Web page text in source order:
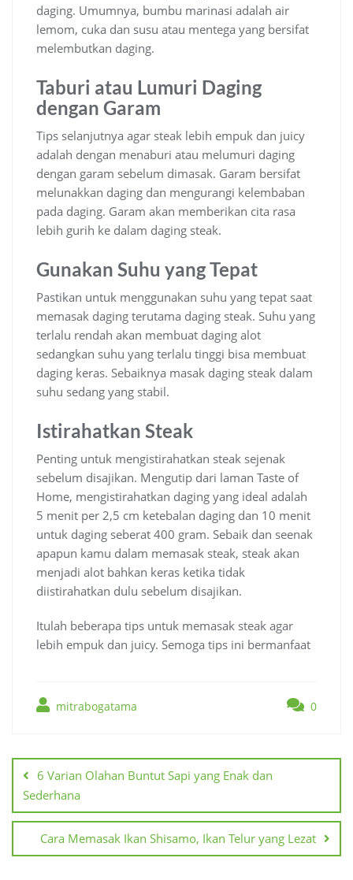
daging. Umumnya, bumbu marinasi adalah air
lemom, cuka dan susu atau mentega yang bersifat
melembutkan daging.
Taburi atau Lumuri Daging
dengan Garam
Tips selanjutnya agar steak lebih empuk dan juicy
adalah dengan menaburi atau melumuri daging
dengan garam sebelum dimasak. Garam bersifat
melunakkan daging dan mengurangi kelembaban
pada daging. Garam akan memberikan cita rasa
lebih gurih ke dalam daging steak.
Gunakan Suhu yang Tepat
Pastikan untuk menggunakan suhu yang tepat saat
memasak daging terutama daging steak. Suhu yang
terlalu rendah akan membuat daging alot
sedangkan suhu yang terlalu tinggi bisa membuat
daging keras. Sebaiknya masak daging steak dalam
suhu sedang yang stabil.
Istirahatkan Steak
Penting untuk mengistirahatkan steak sejenak
sebelum disajikan. Mengutip dari laman Taste of
Home, mengistirahatkan daging yang ideal adalah
5 menit per 2,5 cm ketebalan daging dan 10 menit
untuk daging seberat 400 gram. Sebaik dan seenak
apapun kamu dalam memasak steak, steak akan
menjadi alot bahkan keras ketika tidak
diistirahatkan dulu sebelum disajikan.
Itulah beberapa tips untuk memasak steak agar
lebih empuk dan juicy. Semoga tips ini bermanfaat
mitrabogatama 0
pos6 Varian Olahan Buntut Sapi yang Enak dan
Sederhana
Cara Memasak Ikan Shisamo, Ikan Telur yang Lezat